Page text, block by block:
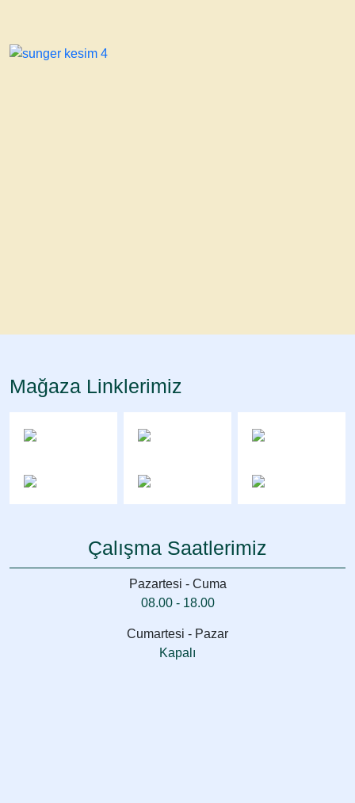
Mağaza Linklerimiz
Çalışma Saatlerimiz
Pazartesi - Cuma
08.00 - 18.00
Cumartesi - Pazar
Kapalı